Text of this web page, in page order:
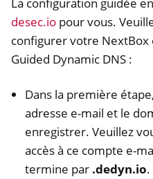
desec.io pour vous.
configurer votre
Guided Dynamic DNS :
Dans la première
adresse e-mail et le
enregistrer. Veuillez
accès à ce compte e-
termine par .dedyn.io.